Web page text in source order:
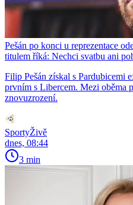
Pešán po konci u reprezentace
titulem říká: Nechci svatbu ani
Filip Pešán získal s Pardubicemi
prvním s Libercem. Mezi oběma
znovuzrození.
SportyŽivě
dnes, 08:44
3 min